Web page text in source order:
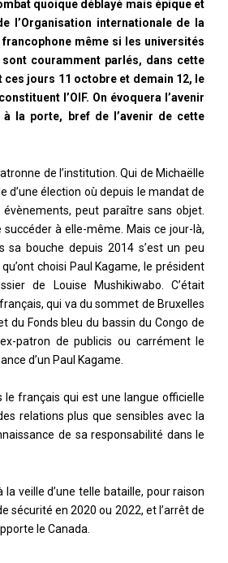
quoique déblayé mais épique et
l’Organisation internationale de la
même si les universités
sont couramment parlés, dans cette
jours 11 octobre et demain 12, le
l’OIF. On évoquera l’avenir
la porte, bref de l’avenir de cette
de l’institution. Qui de Michaëlle
d’une élection où depuis le mandat de
peut paraître sans objet.
à elle-même. Mais ce jour-là,
sa bouche depuis 2014 s’est un peu
choisi Paul Kagame, le président
de Louise Mushikiwabo. C’était
qui va du sommet de Bruxelles
du Fonds bleu du bassin du Congo de
patron de publicis ou carrément le
d’un Paul Kagame.
français qui est une langue officielle
relations plus que sensibles avec la
de sa responsabilité dans le
la veille d’une telle bataille, pour raison
sécurité en 2020 ou 2022, et l’arrêt de
le Canada.